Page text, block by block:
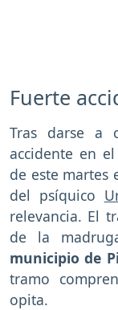
Fuerte
Tras darse a
accidente en
de este martes
del psíquico
relevancia. El
de la
municipio de
tramo
opita.